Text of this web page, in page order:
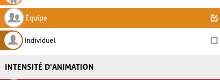
Équipe
Individuel
INTENSITÉ D'ANIMATION